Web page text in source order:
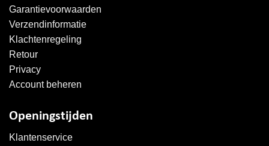
Garantievoorwaarden
Verzendinformatie
Klachtenregeling
Retour
Privacy
Account beheren
Openingstijden
Klantenservice